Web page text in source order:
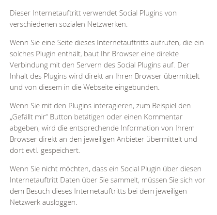
Dieser Internetauftritt verwendet Social Plugins von
verschiedenen sozialen Netzwerken.
Wenn Sie eine Seite dieses Internetauftritts aufrufen, die ein
solches Plugin enthält, baut Ihr Browser eine direkte
Verbindung mit den Servern des Social Plugins auf. Der
Inhalt des Plugins wird direkt an Ihren Browser übermittelt
und von diesem in die Webseite eingebunden.
Wenn Sie mit den Plugins interagieren, zum Beispiel den
„Gefällt mir“ Button betätigen oder einen Kommentar
abgeben, wird die entsprechende Information von Ihrem
Browser direkt an den jeweiligen Anbieter übermittelt und
dort evtl. gespeichert.
Wenn Sie nicht möchten, dass ein Social Plugin über diesen
Internetauftritt Daten über Sie sammelt, müssen Sie sich vor
dem Besuch dieses Internetauftritts bei dem jeweiligen
Netzwerk ausloggen.